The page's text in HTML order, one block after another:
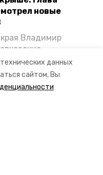
данных
сайтом, Вы
новые
края Владимир
и
предложения о
для местных
«Победы26».